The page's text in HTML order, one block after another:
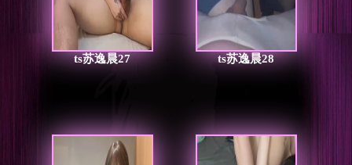
ts苏逸晨27 ts苏逸晨28